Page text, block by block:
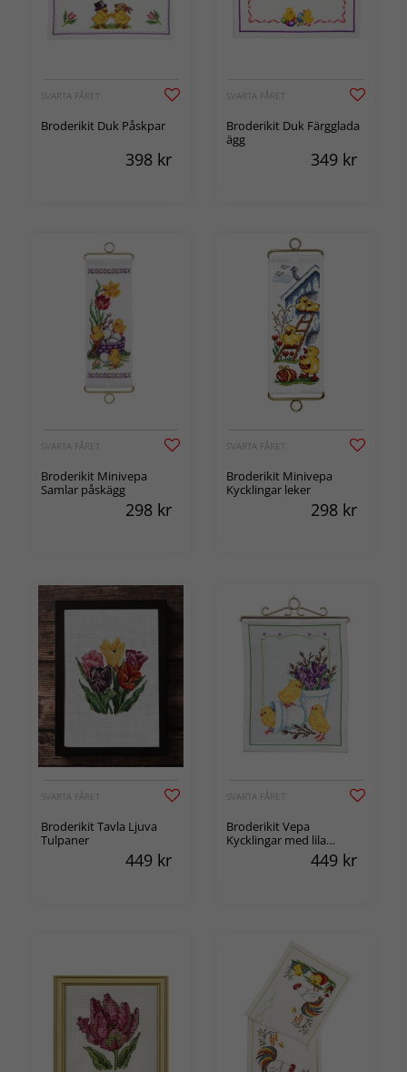
SVARTA FÅRET
Broderikit Duk Påskpar
398 kr
SVARTA FÅRET
Broderikit Duk Färgglada
ägg
349 kr
SVARTA FÅRET
Broderikit Minivepa
Samlar påskägg
298 kr
SVARTA FÅRET
Broderikit Minivepa
Kycklingar leker
298 kr
SVARTA FÅRET
Broderikit Tavla Ljuva
Tulpaner
449 kr
SVARTA FÅRET
Broderikit Vepa
Kycklingar med lila
449 kr